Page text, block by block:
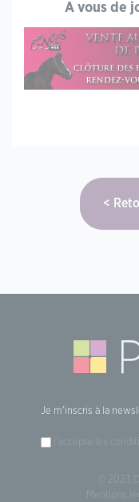
A vous de
© 2023
Mentions
Je m'inscris à la
j'accepte les